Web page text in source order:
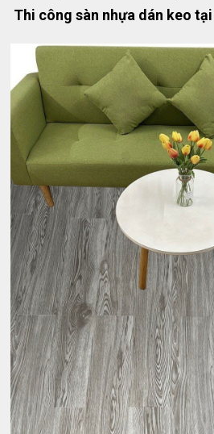
Thi công sàn nhựa dán keo tại